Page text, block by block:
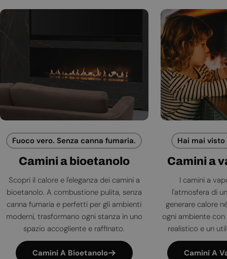
Fuoco vero. Senza canna fumaria.
Camini a bioetanolo
Scopri il calore e l'eleganza dei camini a
bioetanolo. A combustione pulita, senza
canna fumaria e perfetti per gli ambienti
moderni, trasformano ogni stanza in uno
spazio accogliente e raffinato.
Camini A Bioetanolo
Hai mai
Camini a
I camini a
l'atmosfera di
generare calore
ogni ambiente
realistico e un
Camini A